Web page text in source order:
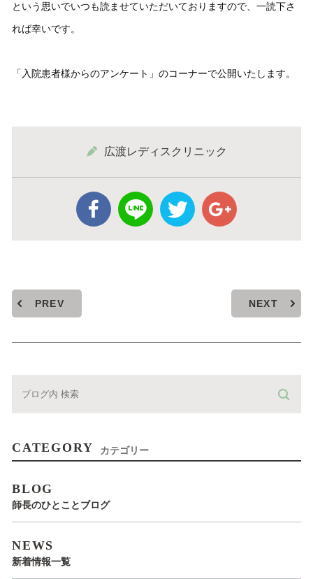
という思いでいつも読ませていただいておりますので、一読下さ
れば幸いです。
「入院患者様からのアンケート」のコーナーで公開いたします。
広渡レディスクリニック
PREV NEXT
CATEGORY カテゴリー
BLOG
師長のひとことブログ
NEWS
新着情報一覧